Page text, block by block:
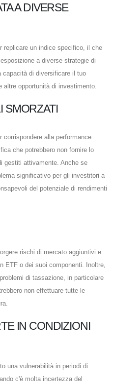
A DIVERSE
replicare un indice specifico, il che
a diverse strategie di
capacità di diversificare il tuo
altre opportunità di investimento.
SMORZATI
corrispondere alla performance
che potrebbero non fornire lo
gestiti attivamente. Anche se
significativo per gli investitori a
del potenziale di rendimenti
rischi di mercato aggiuntivi e
ETF o dei suoi componenti. Inoltre,
di tassazione, in particolare
non effettuare tutte le
IN CONDIZIONI
una vulnerabilità in periodi di
c'è molta incertezza del